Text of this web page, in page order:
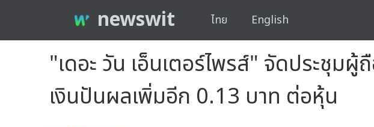
newswit ไทย English
"เดอะ วัน เอ็นเตอร์ไพรส์" จัดประชุมผู้
เงินปันผลเพิ่มอีก 0.13 บาท ต่อหุ้น